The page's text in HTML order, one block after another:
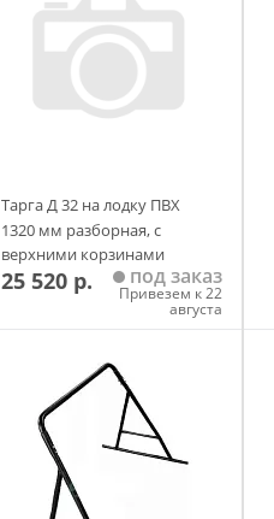
Тарга Д 32 на лодку ПВХ
1320 мм разборная, с
верхними корзинами
25 520 р. под заказ
Привезем к 22
августа
Добавить в корзину